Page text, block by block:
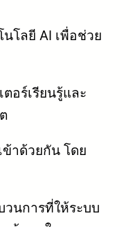
โลยี AI เพื่อช่วย
อร์เรียนรู้และ
าด้วยกัน โดย
นการที่ให้ระบบ